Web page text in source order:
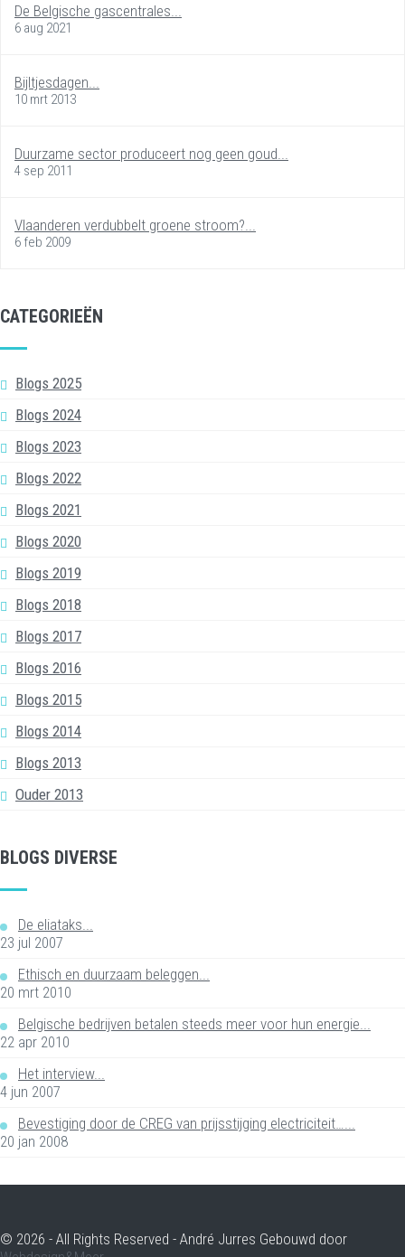
De Belgische gascentrales...
6 aug 2021
Bijltjesdagen...
10 mrt 2013
Duurzame sector produceert nog geen goud...
4 sep 2011
Vlaanderen verdubbelt groene stroom?...
6 feb 2009
CATEGORIEËN
Blogs 2025
Blogs 2024
Blogs 2023
Blogs 2022
Blogs 2021
Blogs 2020
Blogs 2019
Blogs 2018
Blogs 2017
Blogs 2016
Blogs 2015
Blogs 2014
Blogs 2013
Ouder 2013
BLOGS DIVERSE
De eliataks...
23 jul 2007
Ethisch en duurzaam beleggen...
20 mrt 2010
Belgische bedrijven betalen steeds meer voor hun energie...
22 apr 2010
Het interview...
4 jun 2007
Bevestiging door de CREG van prijsstijging electriciteit…...
20 jan 2008
© 2026 - All Rights Reserved - André Jurres Gebouwd door